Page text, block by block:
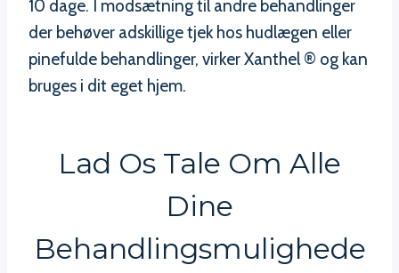
10 dage. I modsætning til andre behandlinger
der behøver adskillige tjek hos hudlægen eller
pinefulde behandlinger, virker Xanthel ® og kan
bruges i dit eget hjem.
Lad Os Tale Om Alle
Dine
Behandlingsmulighede